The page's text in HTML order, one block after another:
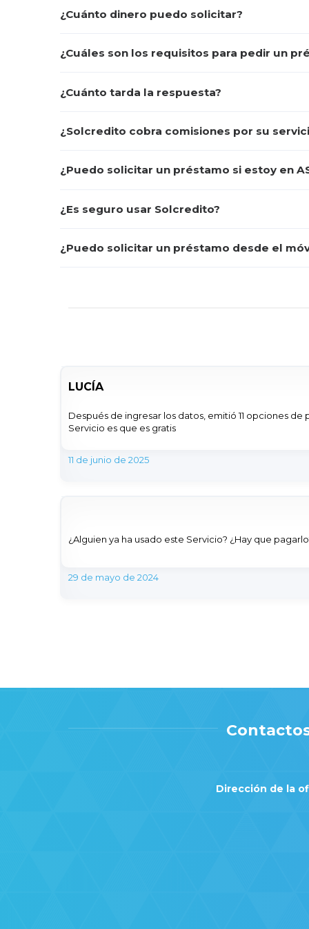
¿Cuánto dinero puedo solicitar?
¿Cuáles son los requisitos para pedir un
¿Cuánto tarda la respuesta?
¿Solcredito cobra comisiones por su
¿Puedo solicitar un préstamo si estoy en
¿Es seguro usar Solcredito?
¿Puedo solicitar un préstamo desde el
LUCÍA
Después de ingresar los datos, emitió 11 opciones de
Servicio es que es gratis
11 de junio de 2025
¿Alguien ya ha usado este Servicio? ¿Hay que
29 de mayo de 2024
Dirección de la